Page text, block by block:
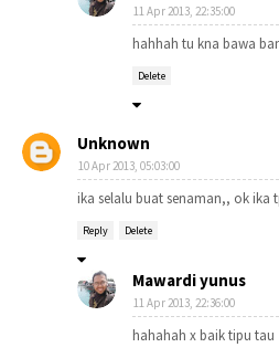
11 Apr 2013, 22:35:00
hahhah tu kna bawa
Delete
Unknown
10 Apr 2013, 05:03:00
ika selalu buat senaman,, ok ika
Reply Delete
Mawardi yunus
11 Apr 2013, 22:36:00
hahahah x baik tipu tau